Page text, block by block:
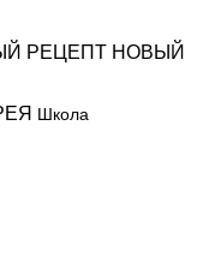
РЕЦЕПТ НОВЫЙ
Школа